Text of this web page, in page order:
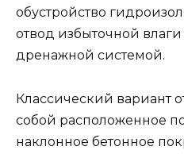
обустройство
отвод избыточной
дренажной системой.
Классический вариант
собой расположенное
наклонное бетонное